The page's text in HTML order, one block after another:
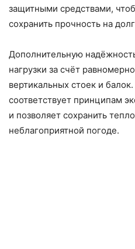
защитными средствами,
сохранить прочность на
Дополнительную
нагрузки за счёт
вертикальных стоек и
соответствует принципам
и позволяет сохранить
неблагоприятной погоде.